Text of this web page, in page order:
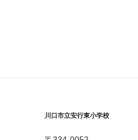
川口市立安行東小学校